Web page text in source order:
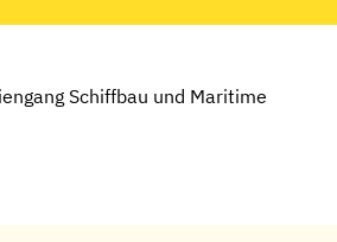
Schiffbau und Maritime